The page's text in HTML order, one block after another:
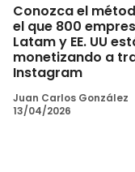
Conozca el
el que 800
Latam y EE. UU
monetizando a
Instagram
Juan Carlos González
13/04/2026